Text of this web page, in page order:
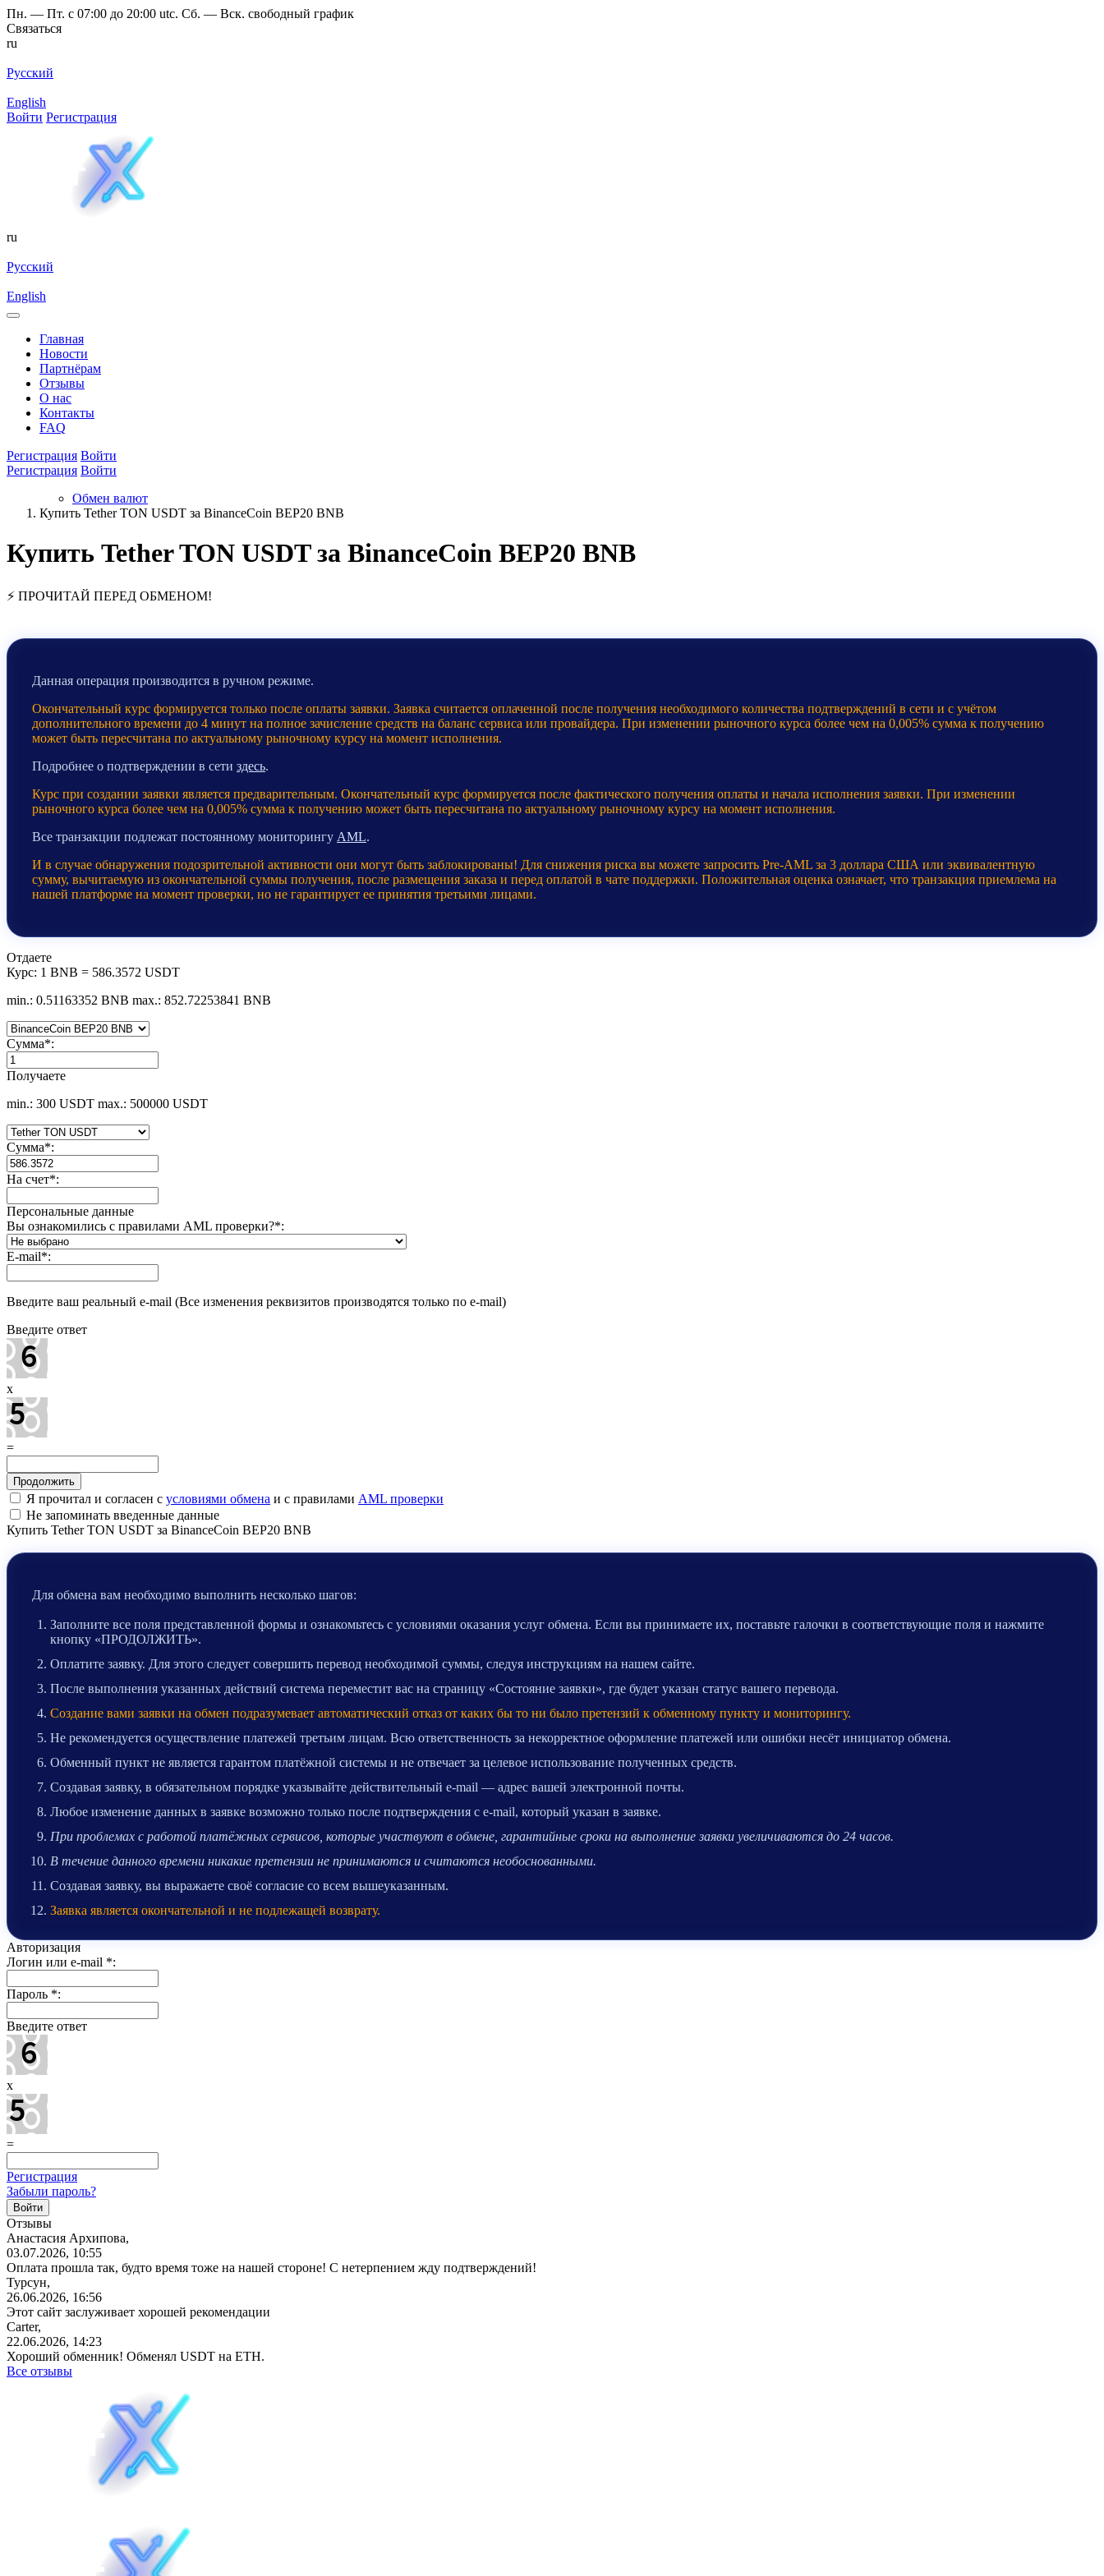
Пн. — Пт. с 07:00 до 20:00 utc. Сб. — Вск. свободный график
Связаться
ru
Русский
English
Войти Регистрация
ru
Русский
English
Главная
Новости
Партнёрам
Отзывы
О нас
Контакты
FAQ
Регистрация Войти
Регистрация Войти
Обмен валют
Купить Tether TON USDT за BinanceCoin BEP20 BNB
Купить Tether TON USDT за BinanceCoin BEP20 BNB
⚡ ПРОЧИТАЙ ПЕРЕД ОБМЕНОМ!
Данная операция производится в ручном режиме.
Окончательный курс формируется только после оплаты заявки. Заявка считается оплаченной после получения необходимого количества подтверждений в сети и с учётом
дополнительного времени до 4 минут на полное зачисление средств на баланс сервиса или провайдера. При изменении рыночного курса более чем на 0,005% сумма к получению
может быть пересчитана по актуальному рыночному курсу на момент исполнения.
Подробнее о подтверждении в сети здесь.
Курс при создании заявки является предварительным. Окончательный курс формируется после фактического получения оплаты и начала исполнения заявки. При изменении
рыночного курса более чем на 0,005% сумма к получению может быть пересчитана по актуальному рыночному курсу на момент исполнения.
Все транзакции подлежат постоянному мониторингу AML.
И в случае обнаружения подозрительной активности они могут быть заблокированы! Для снижения риска вы можете запросить Pre-AML за 3 доллара США или эквивалентную
сумму, вычитаемую из окончательной суммы получения, после размещения заказа и перед оплатой в чате поддержки. Положительная оценка означает, что транзакция приемлема на
нашей платформе на момент проверки, но не гарантирует ее принятия третьими лицами.
Отдаете
Курс: 1 BNB = 586.3572 USDT
min.: 0.51163352 BNB max.: 852.72253841 BNB
Сумма*:
Получаете
min.: 300 USDT max.: 500000 USDT
Сумма*:
На счет*:
Персональные данные
Вы ознакомились с правилами AML проверки?*:
E-mail*:
Введите ваш реальный e-mail (Все изменения реквизитов производятся только по e-mail)
Введите ответ
x
=
Я прочитал и согласен с условиями обмена и с правилами AML проверки
Не запоминать введенные данные
Купить Tether TON USDT за BinanceCoin BEP20 BNB
Для обмена вам необходимо выполнить несколько шагов:
Заполните все поля представленной формы и ознакомьтесь с условиями оказания услуг обмена. Если вы принимаете их, поставьте галочки в соответствующие поля и нажмите
кнопку «ПРОДОЛЖИТЬ».
Оплатите заявку. Для этого следует совершить перевод необходимой суммы, следуя инструкциям на нашем сайте.
После выполнения указанных действий система переместит вас на страницу «Состояние заявки», где будет указан статус вашего перевода.
Создание вами заявки на обмен подразумевает автоматический отказ от каких бы то ни было претензий к обменному пункту и мониторингу.
Не рекомендуется осуществление платежей третьим лицам. Всю ответственность за некорректное оформление платежей или ошибки несёт инициатор обмена.
Обменный пункт не является гарантом платёжной системы и не отвечает за целевое использование полученных средств.
Создавая заявку, в обязательном порядке указывайте действительный e-mail — адрес вашей электронной почты.
Любое изменение данных в заявке возможно только после подтверждения с e-mail, который указан в заявке.
При проблемах с работой платёжных сервисов, которые участвуют в обмене, гарантийные сроки на выполнение заявки увеличиваются до 24 часов.
В течение данного времени никакие претензии не принимаются и считаются необоснованными.
Создавая заявку, вы выражаете своё согласие со всем вышеуказанным.
Заявка является окончательной и не подлежащей возврату.
Авторизация
Логин или e-mail *:
Пароль *:
Введите ответ
x
=
Регистрация
Забыли пароль?
Отзывы
Анастасия Архипова,
03.07.2026, 10:55
Оплата прошла так, будто время тоже на нашей стороне! С нетерпением жду подтверждений!
Турсун,
26.06.2026, 16:56
Этот сайт заслуживает хорошей рекомендации
Carter,
22.06.2026, 14:23
Хороший обменник! Обменял USDT на ETH.
Все отзывы